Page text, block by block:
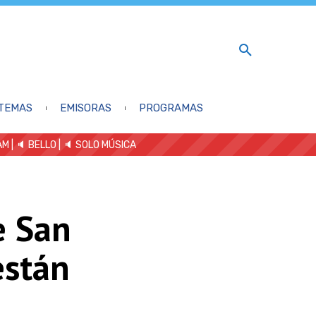
EMISORAS PROGRAMAS
| 🔈 BELLO 🔈 SOLO MÚSICA
San